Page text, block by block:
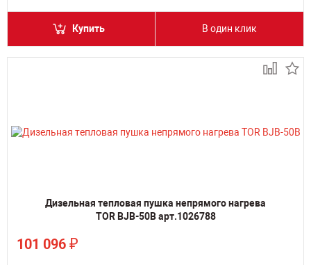
Купить В один клик
Дизельная тепловая пушка непрямого нагрева
TOR BJB-50B арт.1026788
101 096 ₽